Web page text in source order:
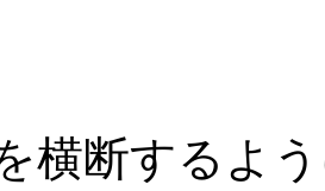
横断するよ